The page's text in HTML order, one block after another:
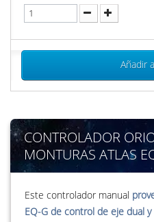
Añadir
CONTROLADOR
MONTURAS ATLAS
Este controlador manual
EQ-G de control de eje dual